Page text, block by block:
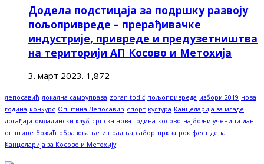
Додела подстицаја за подршку развоју
пољопривреде – прерађивачке
индустрије, привреде и предузетништва
на територији АП Косово и Метохија
3. март 2023. 1,872
лепосавић локална самоуправа zoran todić пољопривреда избори 2019 нова
година конкурс Општина Лепосавић спорт култура Канцеларија за младе
догађаји омладински клуб српска нова година косово најбољи ученици дан
општине божић образовање изградња сабор црква рок фест деца
Канцеларија за Косово и Метохију